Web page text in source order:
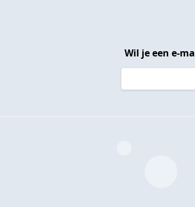
Wil je een e-